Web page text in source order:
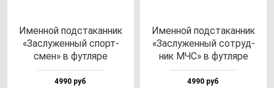
Имен­ной под­ста­кан­ник
«Зас­лу­жен­ный спорт­
смен» в фут­ля­ре
4990 руб
Имен­ной под­ста­кан­ник
«Зас­лу­жен­ный сот­руд­
ник МЧС» в фут­ля­ре
4990 руб